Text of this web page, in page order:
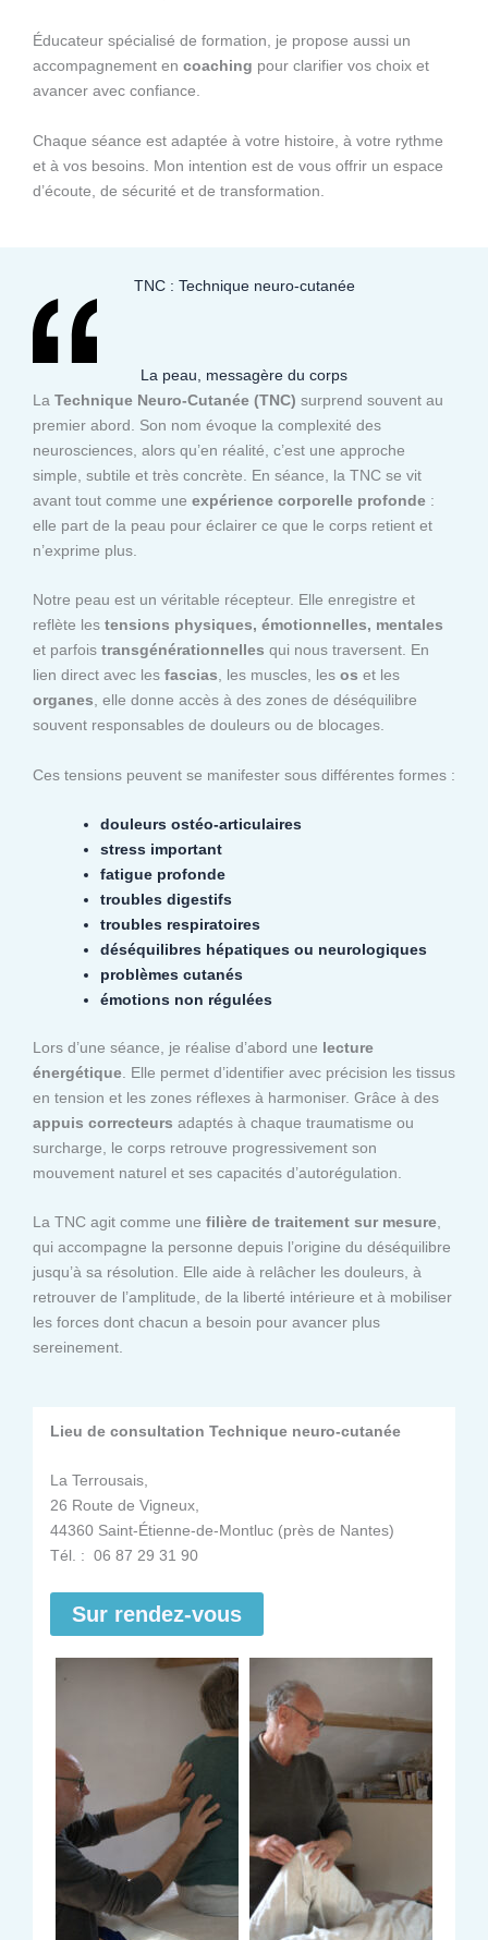
Éducateur spécialisé de formation, je propose aussi un
accompagnement en coaching pour clarifier vos choix et
avancer avec confiance.
Chaque séance est adaptée à votre histoire, à votre rythme
et à vos besoins. Mon intention est de vous offrir un espace
d’écoute, de sécurité et de transformation.
TNC : Technique neuro-cutanée
La peau, messagère du corps
La Technique Neuro-Cutanée (TNC) surprend souvent au
premier abord. Son nom évoque la complexité des
neurosciences, alors qu’en réalité, c’est une approche
simple, subtile et très concrète. En séance, la TNC se vit
avant tout comme une expérience corporelle profonde :
elle part de la peau pour éclairer ce que le corps retient et
n’exprime plus.
Notre peau est un véritable récepteur. Elle enregistre et
reflète les tensions physiques, émotionnelles, mentales
et parfois transgénérationnelles qui nous traversent. En
lien direct avec les fascias, les muscles, les os et les
organes, elle donne accès à des zones de déséquilibre
souvent responsables de douleurs ou de blocages.
Ces tensions peuvent se manifester sous différentes formes :
douleurs ostéo-articulaires
stress important
fatigue profonde
troubles digestifs
troubles respiratoires
déséquilibres hépatiques ou neurologiques
problèmes cutanés
émotions non régulées
Lors d’une séance, je réalise d’abord une lecture
énergétique . Elle permet d’identifier avec précision les tissus
en tension et les zones réflexes à harmoniser. Grâce à des
appuis correcteurs adaptés à chaque traumatisme ou
surcharge, le corps retrouve progressivement son
mouvement naturel et ses capacités d’autorégulation.
La TNC agit comme une filière de traitement sur mesure,
qui accompagne la personne depuis l’origine du déséquilibre
jusqu’à sa résolution. Elle aide à relâcher les douleurs, à
retrouver de l’amplitude, de la liberté intérieure et à mobiliser
les forces dont chacun a besoin pour avancer plus
sereinement.
Lieu de consultation Technique neuro-cutanée
La Terrousais,
26 Route de Vigneux,
44360 Saint-Étienne-de-Montluc (près de Nantes)
Tél. : 06 87 29 31 90
Sur rendez-vous